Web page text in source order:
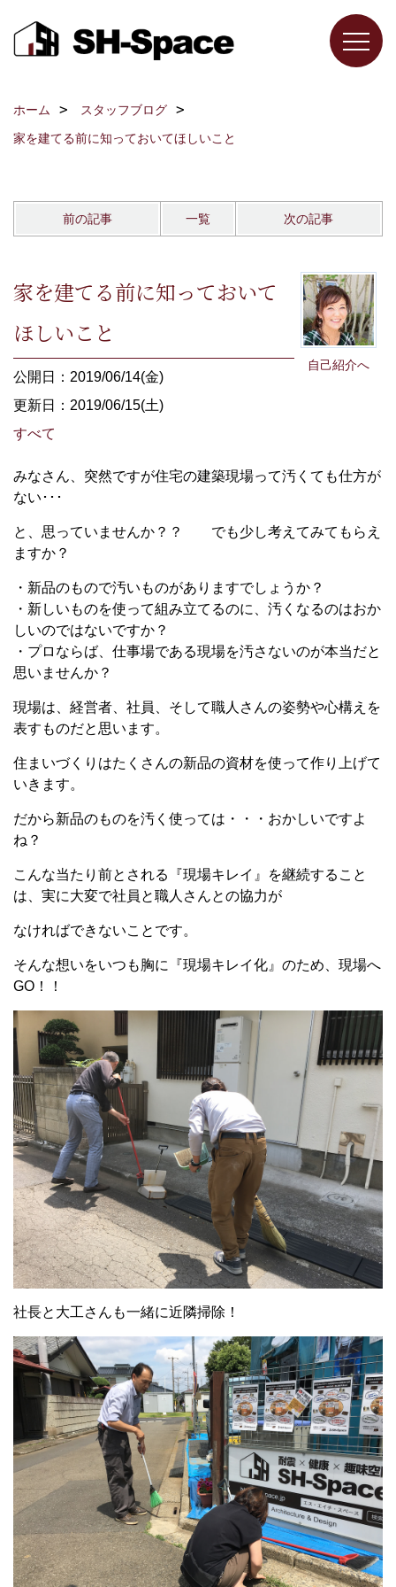
ホーム
スタッフブログ
家を建てる前に知っておいてほしいこと
前の記事 一覧 次の記事
自己紹介へ
家を建てる前に知っておいて
ほしいこと
公開日：2019/06/14(金)
更新日：2019/06/15(土)
すべて
みなさん、突然ですが住宅の建築現場って汚くても仕方が
ない･･･
と、思っていませんか？？ でも少し考えてみてもらえ
ますか？
・新品のもので汚いものがありますでしょうか？
・新しいものを使って組み立てるのに、汚くなるのはおか
しいのではないですか？
・プロならば、仕事場である現場を汚さないのが本当だと
思いませんか？
現場は、経営者、社員、そして職人さんの姿勢や心構えを
表すものだと思います。
住まいづくりはたくさんの新品の資材を使って作り上げて
いきます。
だから新品のものを汚く使っては・・・おかしいですよ
ね？
こんな当たり前とされる『現場キレイ』を継続すること
は、実に大変で社員と職人さんとの協力が
なければできないことです。
そんな想いをいつも胸に『現場キレイ化』のため、現場へ
GO！！
社長と大工さんも一緒に近隣掃除！